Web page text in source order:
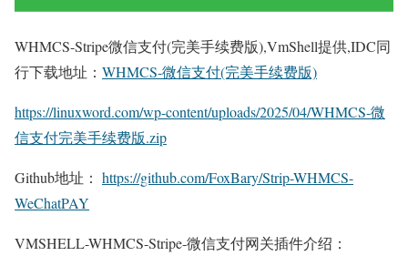
WHMCS-Stripe微信支付(完美手续费版),VmShell提供,IDC同
行下载地址： WHMCS-微信支付(完美手续费版)
https://linuxword.com/wp-content/uploads/2025/04/WHMCS-微
信支付完美手续费版.zip
Github地址： https://github.com/FoxBary/Strip-WHMCS-
WeChatPAY
VMSHELL-WHMCS-Stripe-微信支付网关插件介绍：